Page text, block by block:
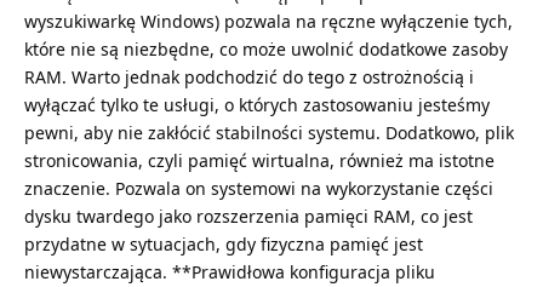
wyszukiwarkę Windows) pozwala na ręczne wyłączenie tych,
które nie są niezbędne, co może uwolnić dodatkowe zasoby
RAM. Warto jednak podchodzić do tego z ostrożnością i
wyłączać tylko te usługi, o których zastosowaniu jesteśmy
pewni, aby nie zakłócić stabilności systemu. Dodatkowo, plik
stronicowania, czyli pamięć wirtualna, również ma istotne
znaczenie. Pozwala on systemowi na wykorzystanie części
dysku twardego jako rozszerzenia pamięci RAM, co jest
przydatne w sytuacjach, gdy fizyczna pamięć jest
niewystarczająca. **Prawidłowa konfiguracja pliku